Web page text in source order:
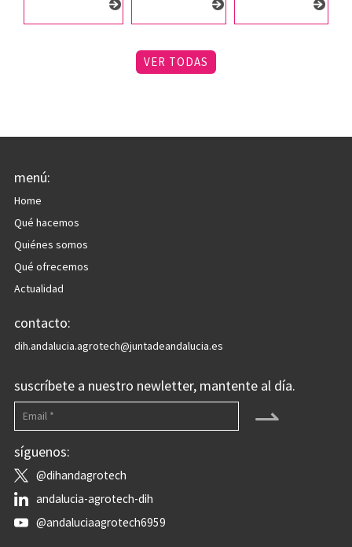
VER TODAS
menú:
Home
Qué hacemos
Quiénes somos
Qué ofrecemos
Actualidad
contacto:
dih.andalucia.agrotech@juntadeandalucia.es
suscríbete a nuestro newletter, mantente al día.
⇀
síguenos:
@dihandagrotech
andalucia-agrotech-dih
@andaluciaagrotech6959